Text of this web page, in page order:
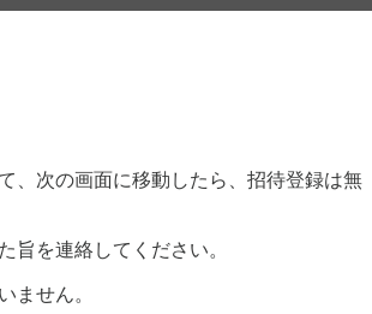
、次の画面に移動したら、招待登録は無
旨を連絡してください。
ません。